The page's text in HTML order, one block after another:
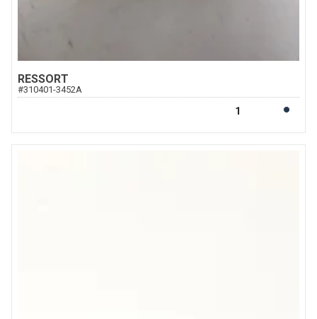
RESSORT
#310401-3452A